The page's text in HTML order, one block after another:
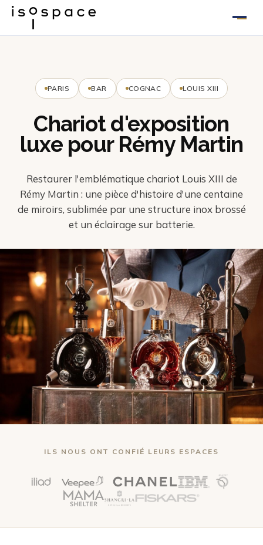
PARIS BAR COGNAC LOUIS XIII
Chariot d'exposition
luxe pour Rémy Martin
Restaurer l'emblématique chariot Louis XIII de
Rémy Martin : une pièce d'histoire d'une centaine
de miroirs, sublimée par une structure inox brossé
et un éclairage sur batterie.
ILS NOUS ONT CONFIÉ LEURS ESPACES